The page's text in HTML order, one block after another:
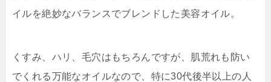
イルを絶妙なバランスでブレンドした美容オイル。
くすみ、ハリ、毛穴はもちろんですが、肌荒れも防い
でくれる万能なオイルなので、特に30代後半以上の人